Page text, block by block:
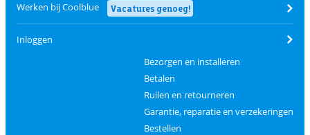
Werken bij Coolblue Vacatures genoeg!
Inloggen
Bezorgen en installeren
Betalen
Ruilen en retourneren
Garantie, reparatie en verzekeringen
Bestellen